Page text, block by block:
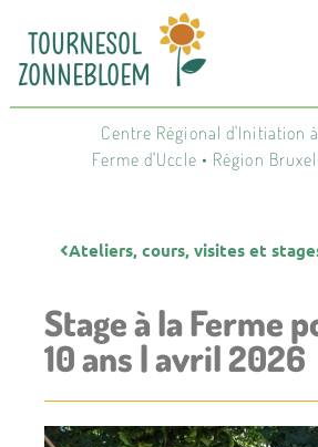
Centre Régional d'Initiation
Ferme d'Uccle • Région
Ateliers, cours, visites et
Stage à la Ferme
10 ans | avril 2026